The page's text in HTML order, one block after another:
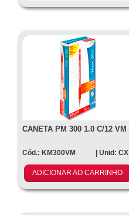
CANETA PM 300 1.0 C/12 VM
Cód.: KM300VM | Unid: CX
ADICIONAR AO CARRINHO